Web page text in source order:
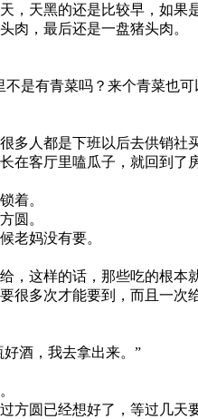
天黑的还是比较早，如果
肉，最后还是一盘猪头肉。
是有青菜吗？来个青菜也可
多人都是下班以后去供销社
在客厅里嗑瓜子，就回到了
着。
圆。
老妈没有要。
，这样的话，那些吃的根本
很多次才能要到，而且一次
酒，我去拿出来。”
圆已经想好了，等过几天